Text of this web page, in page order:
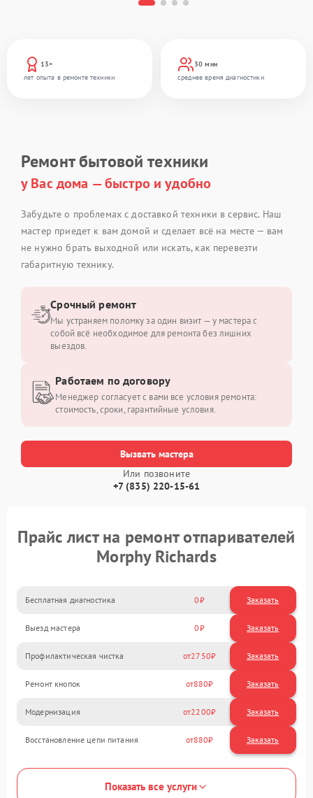
13+
лет опыта в ремонте техники
30 мин
среднее время диагностики
Ремонт бытовой техники
у Вас дома — быстро и удобно
Забудьте о проблемах с доставкой техники в сервис. Наш
мастер приедет к вам домой и сделает всё на месте — вам
не нужно брать выходной или искать, как перевезти
габаритную технику.
Вызвать мастера
Или позвоните
+7 (835) 220-15-61
Срочный ремонт
Мы устраняем поломку за один визит — у мастера с
собой всё необходимое для ремонта без лишних
выездов.
Работаем по договору
Менеджер согласует с вами все условия ремонта:
стоимость, сроки, гарантийные условия.
Прайс лист на ремонт отпаривателей
Morphy Richards
Бесплатная диагностика 0 Заказать
Выезд мастера 0 Заказать
Профилактическая чистка 2750
Ремонт кнопок 880
Модернизация 2200
Восстановление цепи питания 880
Показать все услуги